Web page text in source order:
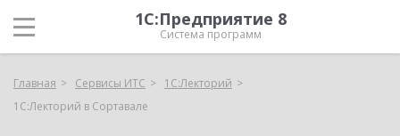
1С:Предприятие 8
Система программ
Главная Сервисы ИТС
1С:Лекторий
1С:Лекторий в Сортавале